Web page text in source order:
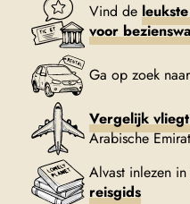
Vind de
voor
Ga op zoek
Vergelijk
Arabische
Alvast inlezen
reisgids